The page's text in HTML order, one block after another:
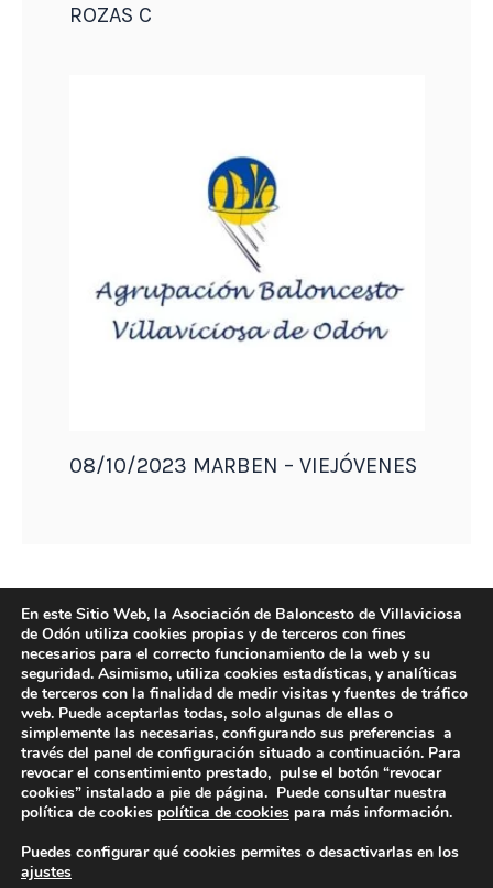
ROZAS C
08/10/2023 MARBEN – VIEJÓVENES
DIRECCIÓN
Camino de Sacedón 15
Villaviciosa de Odón (Madrid)
En este Sitio Web, la Asociación de Baloncesto de Villaviciosa
de Odón utiliza cookies propias y de terceros con fines
necesarios para el correcto funcionamiento de la web y su
seguridad. Asimismo, utiliza cookies estadísticas, y analíticas
de terceros con la finalidad de medir visitas y fuentes de tráfico
web. Puede aceptarlas todas, solo algunas de ellas o
simplemente las necesarias, configurando sus preferencias a
través del panel de configuración situado a continuación. Para
revocar el consentimiento prestado, pulse el botón “revocar
cookies” instalado a pie de página. Puede consultar nuestra
política de cookies política de cookies para más información.
Puedes configurar qué cookies permites o desactivarlas en los
ajustes